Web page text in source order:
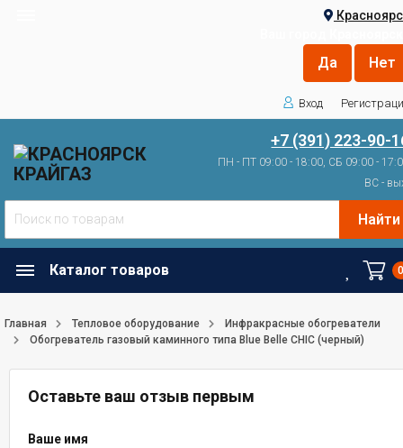
Вход
+7 (391) 223-90-
ПН - ПТ 09:00 - 18:00, СБ 09:00 -
ВС -
Найти
Каталог товаров
Главная Тепловое оборудование
Инфракрасные обогреватели
Обогреватель газовый каминного типа Blue Belle CHIC (черный)
Оставьте ваш отзыв первым
Ваше имя